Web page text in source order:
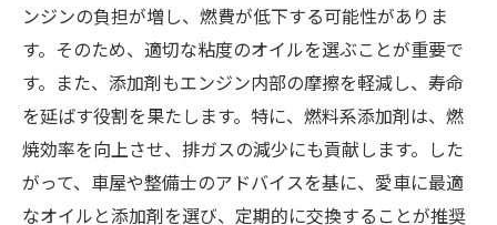
ンジンの負担が増し、燃費が低下する可能性がありま
す。そのため、適切な粘度のオイルを選ぶことが重要で
す。また、添加剤もエンジン内部の摩擦を軽減し、寿命
を延ばす役割を果たします。特に、燃料系添加剤は、燃
焼効率を向上させ、排ガスの減少にも貢献します。した
がって、車屋や整備士のアドバイスを基に、愛車に最適
なオイルと添加剤を選び、定期的に交換することが推奨